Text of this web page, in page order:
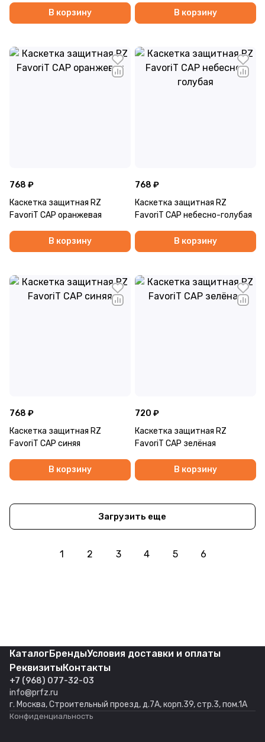
В корзину В корзину
768 ₽
Каскетка защитная RZ
FavoriT CAP оранжевая
В корзину
768 ₽
Каскетка защитная RZ
FavoriT CAP небесно-голубая
В корзину
768 ₽
Каскетка защитная RZ
FavoriT CAP синяя
В корзину
720 ₽
Каскетка защитная RZ
FavoriT CAP зелёная
В корзину
Загрузить еще
1 2 3 4 5 6
КаталогБрендыУсловия доставки и оплаты
РеквизитыКонтакты
+7 (968) 077-32-03
info@prfz.ru
г. Москва, Строительный проезд, д.7А, корп.39, стр.3, пом.1А
Конфиденциальность